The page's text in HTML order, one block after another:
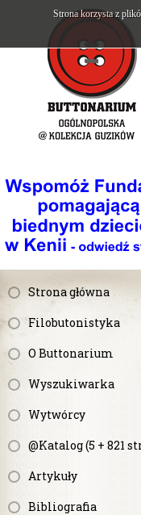
Strona główna
Filobutonistyka
O Buttonarium
Wyszukiwarka
Wytwórcy
@Katalog (5 + 821
Artykuły
Bibliografia
Strona korzysta z